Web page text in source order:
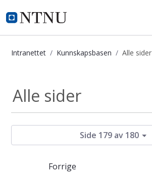
i.ntnu.no
Intranettet Kunnskapsbasen Alle sider
Alle sider
Side 179 av 180
Forrige